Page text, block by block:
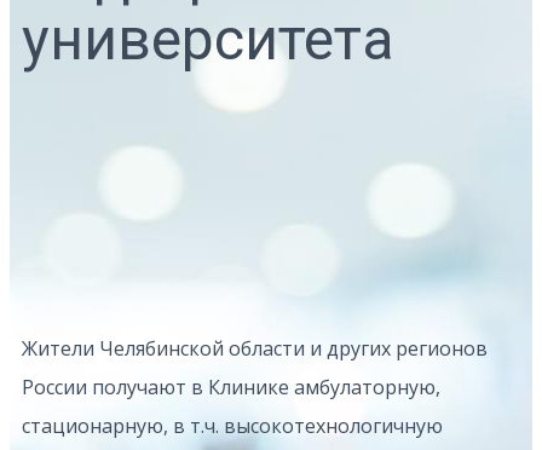
университета
Жители Челябинской области и других регионов
России получают в Клинике амбулаторную,
стационарную, в т.ч. высокотехнологичную